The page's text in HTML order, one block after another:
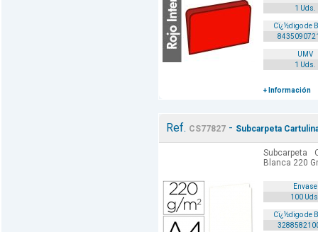
1 Uds.
Cï¿½digo de
UMV
1 Uds.
+ Información
Ref. CS77827- Subcarpeta
Subcarpeta
Blanca 220
Envase
100
Cï¿½digo de